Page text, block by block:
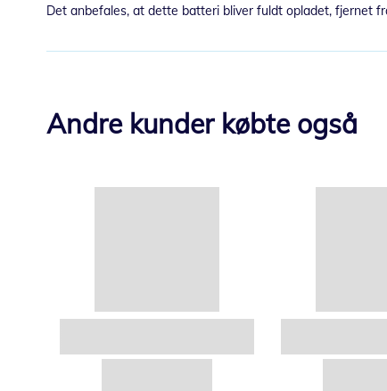
Det anbefales, at dette batteri bliver fuldt opladet, fjernet
Andre kunder købte også